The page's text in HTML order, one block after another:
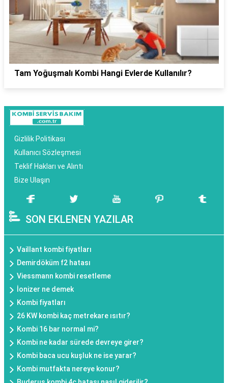
Tam Yoğuşmalı Kombi Hangi Evlerde Kullanılır?
Gizlilik Politikası
Kullanıcı Sözleşmesi
Teklif Hakları ve Alıntı
Bize Ulaşın
SON EKLENEN YAZILAR
Vaillant kombi fiyatları
Demirdöküm f2 hatası
Viessmann kombi resetleme
İonizer ne demek
Kombi fiyatları
26 KW kombi kaç metrekare ısıtır?
Kombi 16 bar normal mi?
Kombi ne kadar sürede devreye girer?
Kombi baca ucu kuşluk ne ise yarar?
Kombi mutfakta nereye konur?